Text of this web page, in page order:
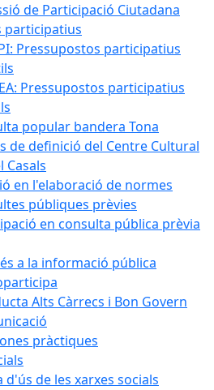
de Participació Ciutadana
participatius
Pressupostos participatius
Pressupostos participatius
popular bandera Tona
de definició del Centre Cultural
Casals
en l'elaboració de normes
públiques prèvies
en consulta pública prèvia
a la informació pública
Alts Càrrecs i Bon Govern
pràctiques
d'ús de les xarxes socials